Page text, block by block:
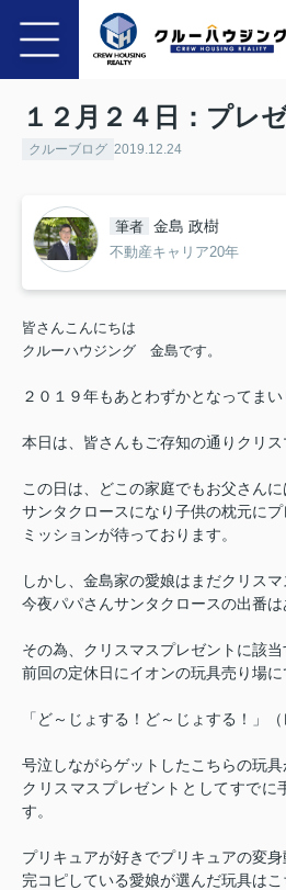
１２月２４日：プレ
クルーブログ 2019.12.24
筆者 金島 政樹
不動産キャリア20年
皆さんこんにちは
クルーハウジング 金島です。
２０１９年もあとわずかとなってまい
本日は、皆さんもご存知の通り クリス
この日は、どこの家庭でもお父さんに
サンタクロースになり子供の枕元にプ
ミッションが待っております。
しかし、金島家の愛娘はまだクリス
今夜パパさんサンタクロースの出番は
その為、クリスマスプレゼントに該
前回の定休日にイオンの玩具売り場に
「ど～じょする！ ど～じょする！」
号泣しながらゲットしたこちらの玩具
クリスマスプレゼントとしてすでに
す。
プリキュアが好きでプリキュアの変身
完コピしている愛娘が選んだ玩具はこ